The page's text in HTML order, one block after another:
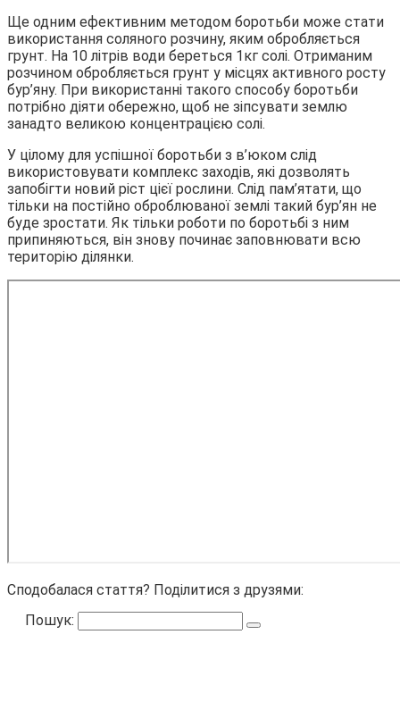
Ще одним ефективним методом боротьби може стати
використання соляного розчину, яким обробляється
грунт. На 10 літрів води береться 1кг солі. Отриманим
розчином обробляється грунт у місцях активного росту
бур’яну. При використанні такого способу боротьби
потрібно діяти обережно, щоб не зіпсувати землю
занадто великою концентрацією солі.
У цілому для успішної боротьби з в’юком слід
використовувати комплекс заходів, які дозволять
запобігти новий ріст цієї рослини. Слід пам’ятати, що
тільки на постійно оброблюваної землі такий бур’ян не
буде зростати. Як тільки роботи по боротьбі з ним
припиняються, він знову починає заповнювати всю
територію ділянки.
Сподобалася стаття? Поділитися з друзями:
Пошук: